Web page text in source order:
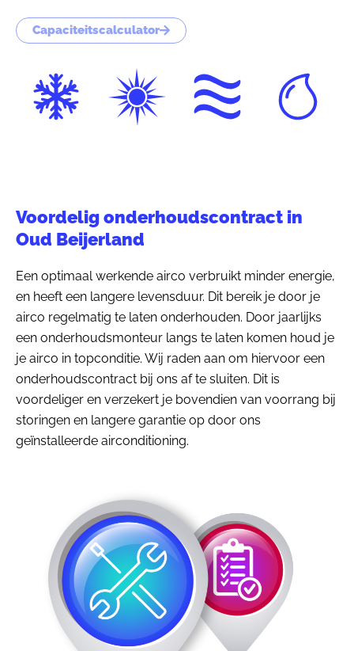
Capaciteitscalculator
Voordelig onderhoudscontract in
Oud Beijerland
Een optimaal werkende airco verbruikt minder energie,
en heeft een langere levensduur. Dit bereik je door je
airco regelmatig te laten onderhouden. Door jaarlijks
een onderhoudsmonteur langs te laten komen houd je
je airco in topconditie. Wij raden aan om hiervoor een
onderhoudscontract bij ons af te sluiten. Dit is
voordeliger en verzekert je bovendien van voorrang bij
storingen en langere garantie op door ons
geïnstalleerde airconditioning.